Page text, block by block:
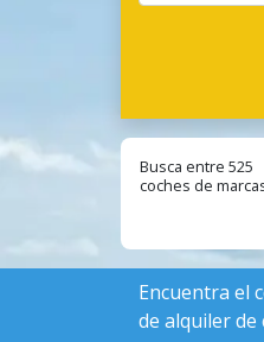
Busca entre 525
coches de
Encuentra el
de alquiler